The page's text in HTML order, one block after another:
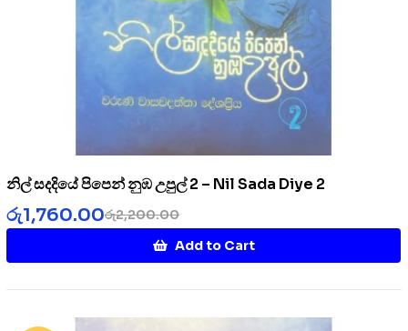
නිල් සදදියේ පිපෙන් නුඹ උපුල් 2 – Nil Sada Diye 2
රු2,200.00
රු1,760.00
Add to Cart